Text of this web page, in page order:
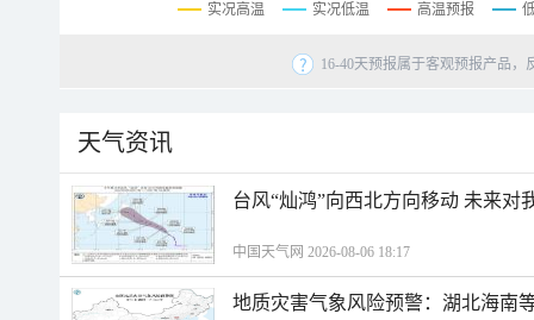
实况高温 实况低温 高温预报
16-40天预报属于客观预报产品
天气资讯
台风“灿鸿”向西北方向移动 未来对
中国天气网 2026-08-06 18:17
地质灾害气象风险预警：湖北海南